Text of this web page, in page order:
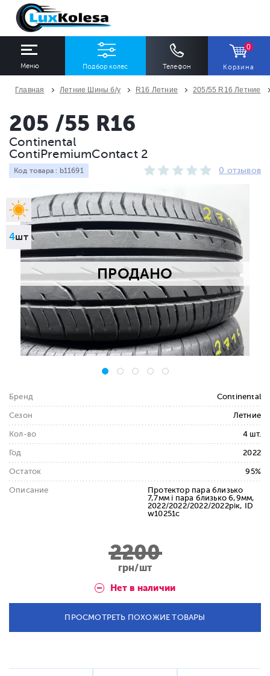
Меню Подбор колес Телефон
0
Корзина
Ширина
Все Все
Сезон
Все
Количество
Все
ПОДОБРАТЬ
Главная Летние Шины б/у R16 Летние 205/55 R16 Летние
ПРОДАНО
4шт
205 /55 R16
Continental
ContiPremiumContact 2
Код товара : b11691 0 отзывов
Бренд Continental
Сезон Летние
Кол-во 4 шт.
Год 2022
Остаток 95%
Описание
Протектор пара близько
7,7мм і пара близько 6,9мм,
2022/2022/2022/2022рік, ID
w10251c
2200
грн/шт
Нет в наличии
ПРОСМОТРЕТЬ ПОХОЖИЕ ТОВАРЫ